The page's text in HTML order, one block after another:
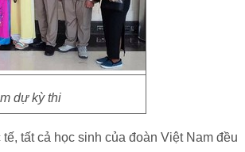
dự kỳ thi
tất cả học sinh của đoàn Việt Nam đều